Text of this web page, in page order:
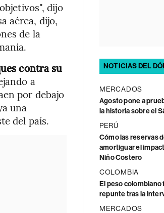
dijo
aérea, dijo,
de la
contra su
a
por debajo
una
del país.
NOTICIAS DEL
MERCADOS
Agosto pone a
la historia sobre el
PERÚ
Cómo las reservas
amortiguar el
Niño Costero
COLOMBIA
El peso
repunte tras la
MERCADOS